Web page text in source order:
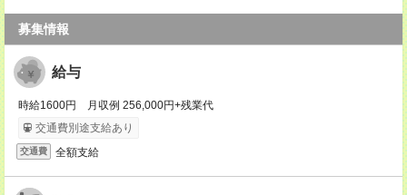
募集情報
給与
時給1600円 月収例 256,000円+残業代
交通費別途支給あり
交通費 全額支給